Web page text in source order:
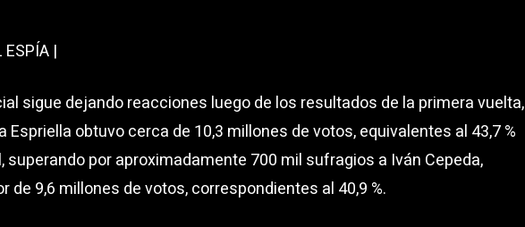
|
sigue dejando reacciones luego de los resultados de la primera vuelta,
Espriella obtuvo cerca de 10,3 millones de votos, equivalentes al 43,7 %
superando por aproximadamente 700 mil sufragios a Iván Cepeda,
de 9,6 millones de votos, correspondientes al 40,9 %.